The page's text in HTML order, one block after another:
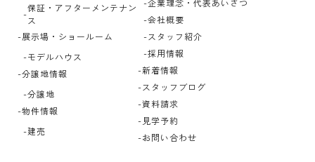
保証・アフターメンテナン
ス
展示場・ショールーム
モデルハウス
分譲地情報
分譲地
物件情報
建売
企業理念・代表あいさつ
会社概要
スタッフ紹介
採用情報
新着情報
スタッフブログ
資料請求
見学予約
お問い合わせ